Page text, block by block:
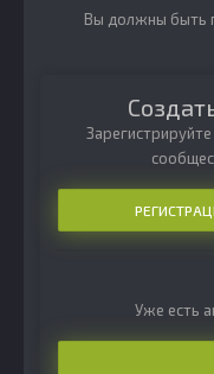
Вы должны быть
Уже есть